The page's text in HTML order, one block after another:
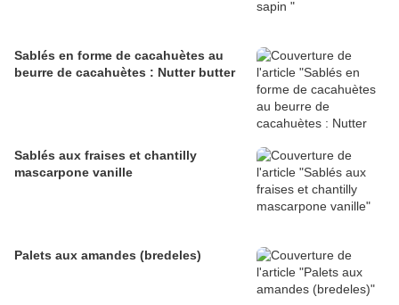
Sablés en forme de cacahuètes au
beurre de cacahuètes : Nutter butter
Sablés aux fraises et chantilly
mascarpone vanille
Palets aux amandes (bredeles)